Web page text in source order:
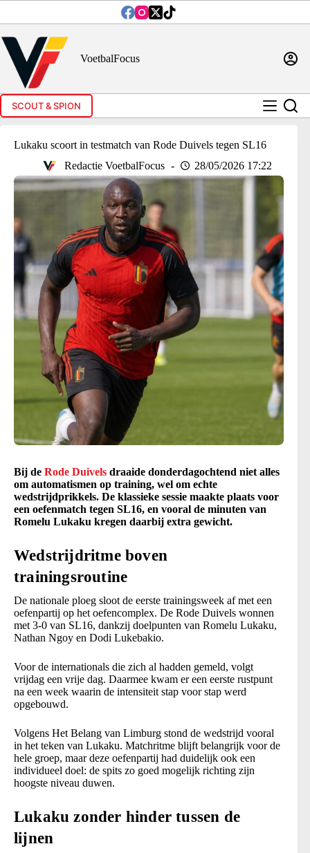
inhoud
VoetbalFocus
SCOUT & SPION
Lukaku scoort in testmatch van Rode Duivels tegen SL16
Redactie VoetbalFocus
28/05/2026 17:22
Bij de Rode Duivels draaide donderdagochtend niet alles
om automatismen op training, wel om echte
wedstrijdprikkels. De klassieke sessie maakte plaats voor
een oefenmatch tegen SL16, en vooral de minuten van
Romelu Lukaku kregen daarbij extra gewicht.
Wedstrijdritme boven
trainingsroutine
De nationale ploeg sloot de eerste trainingsweek af met een
oefenpartij op het oefencomplex. De Rode Duivels wonnen
met 3-0 van SL16, dankzij doelpunten van Romelu Lukaku,
Nathan Ngoy en Dodi Lukebakio.
Voor de internationals die zich al hadden gemeld, volgt
vrijdag een vrije dag. Daarmee kwam er een eerste rustpunt
na een week waarin de intensiteit stap voor stap werd
opgebouwd.
Volgens Het Belang van Limburg stond de wedstrijd vooral
in het teken van Lukaku. Matchritme blijft belangrijk voor de
hele groep, maar deze oefenpartij had duidelijk ook een
individueel doel: de spits zo goed mogelijk richting zijn
hoogste niveau duwen.
Lukaku zonder hinder tussen de
lijnen